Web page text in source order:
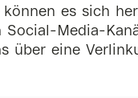
es sich
Social-Media-
über eine